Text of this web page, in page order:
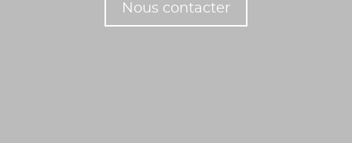
Nous contacter